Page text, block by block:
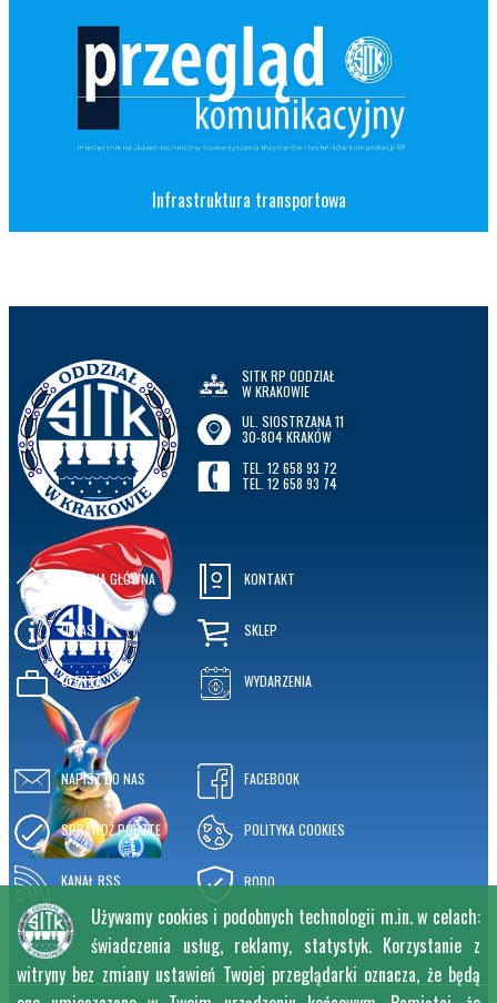
Infrastruktura transportowa
SITK RP ODDZIAŁ
W KRAKOWIE
UL. SIOSTRZANA 11
30-804 KRAKÓW
TEL. 12 658 93 72
TEL. 12 658 93 74
STRONA GŁÓWNA
O NAS
OFERTA
KONTAKT
SKLEP
WYDARZENIA
NAPISZ DO NAS
SPRAWDŹ POCZTĘ
KANAŁ RSS
FACEBOOK
POLITYKA COOKIES
RODO
Używamy cookies i podobnych technologii m.in. w celach:
świadczenia usług, reklamy, statystyk. Korzystanie z
witryny bez zmiany ustawień Twojej przeglądarki oznacza, że będą